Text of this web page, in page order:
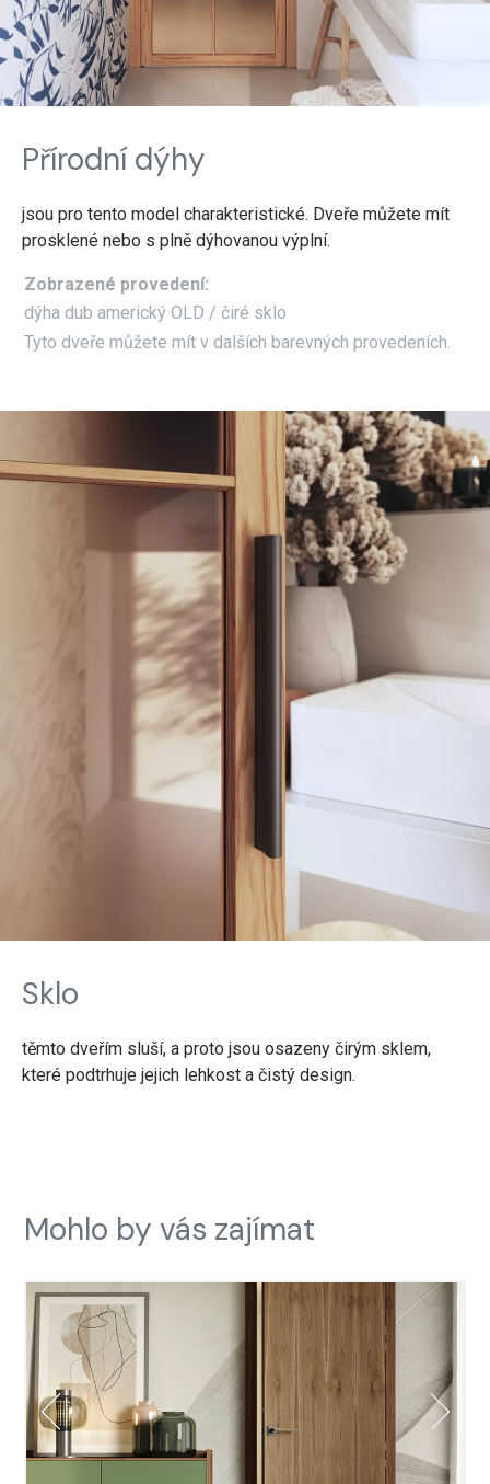
Přírodní dýhy
jsou pro tento model charakteristické. Dveře můžete mít
prosklené nebo s plně dýhovanou výplní.
Zobrazené provedení:
dýha dub americký OLD / čiré sklo
Tyto dveře můžete mít v dalších barevných provedeních.
Sklo
těmto dveřím sluší, a proto jsou osazeny čirým sklem,
které podtrhuje jejich lehkost a čistý design.
Mohlo by vás zajímat